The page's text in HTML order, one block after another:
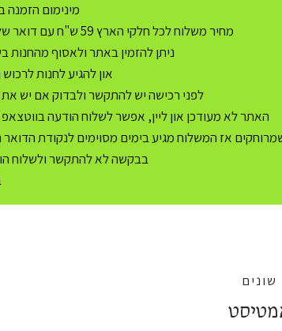
מינימום הזמנה באתר
מחיר משלוח לכל חלקי הארץ 59 ש"ח עם דואר שלחים עד הבית,
ניתן להזמין באתר ולאסוף מהחנות
און להגיע לחנות
לפני רכישה יש להתקשר ולבדוק אם יש
האתר לא מעודכן און ליין, אפשר לשלוח הודעה
אז המשלוח מגיע בימים מסוימים לנקודת הדואר
בבקשה לא להתקשר ולשלוח